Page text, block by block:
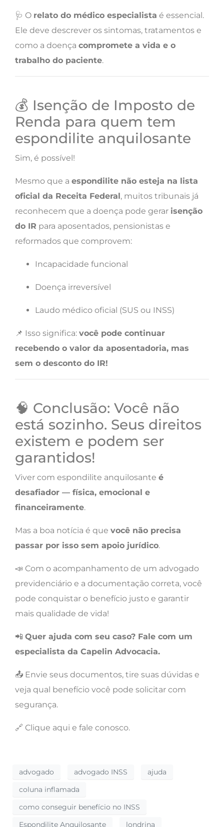
🩺 O relato do médico especialista é essencial.
Ele deve descrever os sintomas, tratamentos e
como a doença compromete a vida e o
trabalho do paciente.
💰 Isenção de Imposto de
Renda para quem tem
espondilite anquilosante
Sim, é possível!
Mesmo que a espondilite não esteja na lista
oficial da Receita Federal, muitos tribunais já
reconhecem que a doença pode gerar isenção
do IR para aposentados, pensionistas e
reformados que comprovem:
Incapacidade funcional
Doença irreversível
Laudo médico oficial (SUS ou INSS)
📌 Isso significa: você pode continuar
recebendo o valor da aposentadoria, mas
sem o desconto do IR!
🧠 Conclusão: Você não
está sozinho. Seus direitos
existem e podem ser
garantidos!
Viver com espondilite anquilosante é
desafiador — física, emocional e
financeiramente.
Mas a boa notícia é que você não precisa
passar por isso sem apoio jurídico.
📣 Com o acompanhamento de um advogado
previdenciário e a documentação correta, você
pode conquistar o benefício justo e garantir
mais qualidade de vida!
📲 Quer ajuda com seu caso? Fale com um
especialista da Capelin Advocacia.
📤 Envie seus documentos, tire suas dúvidas e
veja qual benefício você pode solicitar com
segurança.
🔗 Clique aqui e fale conosco.
advogado advogado INSS
ajuda
coluna inflamada
como conseguir benefício no INSS
Espondilite Anquilosante
londrina